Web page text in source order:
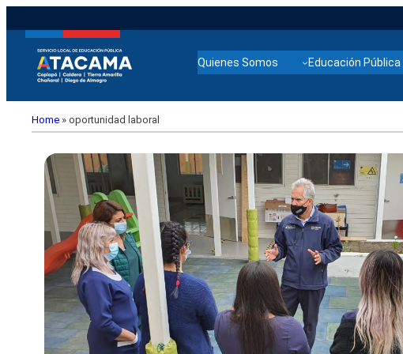
Quienes Somos Educación Pública
Home » oportunidad laboral